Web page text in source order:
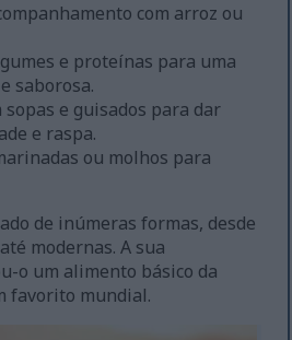
com arroz ou
e proteínas para uma
saborosa.
e guisados para dar
e raspa.
ou molhos para
de inúmeras formas, desde
modernas. A sua
o um alimento básico da
favorito mundial.